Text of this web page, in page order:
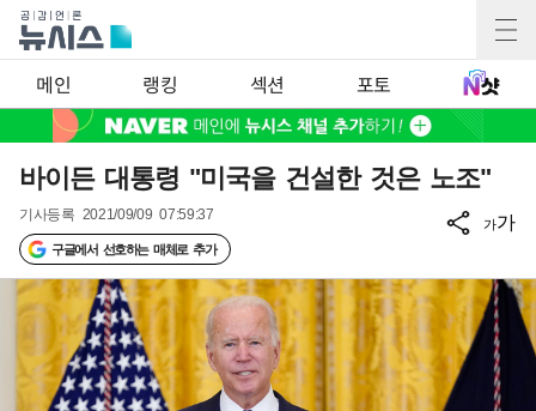
메인 랭킹 섹션 포토
바이든 대통령 "미국을 건설한 것은 노조"
기사등록 2021/09/09 07:59:37
구글에서 선호하는 매체로 추가
가가